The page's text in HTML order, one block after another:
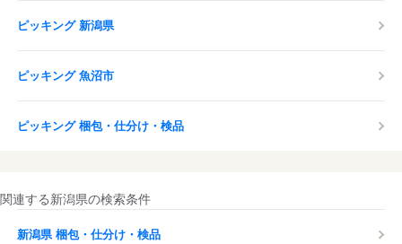
ピッキング 新潟県
ピッキング 魚沼市
ピッキング 梱包・仕分け・検品
関連する新潟県の検索条件
新潟県 梱包・仕分け・検品